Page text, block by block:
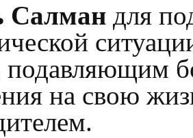
Салман для
подавляющим
на свою